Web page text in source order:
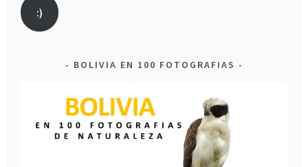
:)
BOLIVIA EN 100 FOTOGRAFIAS